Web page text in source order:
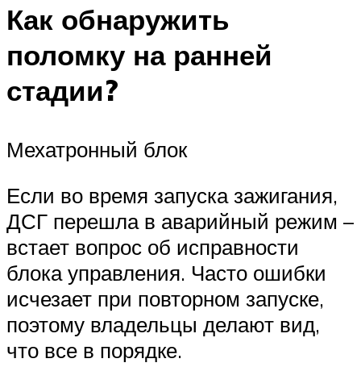
Как обнаружить
поломку на ранней
стадии?
Мехатронный блок
Если во время запуска зажигания,
ДСГ перешла в аварийный режим –
встает вопрос об исправности
блока управления. Часто ошибки
исчезает при повторном запуске,
поэтому владельцы делают вид,
что все в порядке.